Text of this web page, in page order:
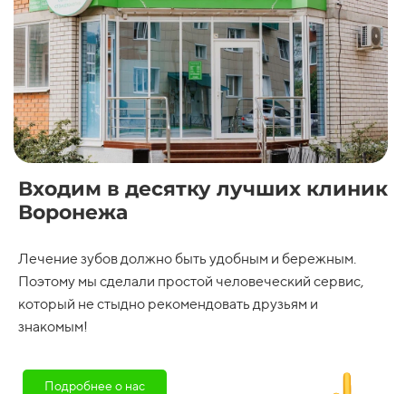
Изготовление ацеталового
протеза с двумя
удерживающими кламерами
35000 ₽ 38000 ₽
Изготовление иммедиат
протеза из ацетала
15000 ₽ 17000 ₽
Ремонт пластиночного
протеза, приварка зуба
3000 ₽ 6000 ₽
Перебазировка акрилового
протеза
3500 ₽ 6000 ₽
Изготовление
металлокерамической
абатманта)
20000 ₽ 23000 ₽
Изготовление бюгельного
протеза
Входим в десятку лучших клиник
Воронежа
Лечение зубов должно быть удобным и бережным.
Поэтому мы сделали простой человеческий сервис,
который не стыдно рекомендовать друзьям и
знакомым!
Подробнее о нас